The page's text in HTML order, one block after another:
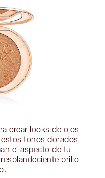
crear looks de ojos
tonos dorados
el aspecto de tu
brillo